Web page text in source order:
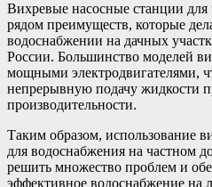
Вихревые насосные станции для
рядом преимуществ, которые
водоснабжении на дачных
России. Большинство моделей
мощными электродвигателями,
непрерывную подачу жидкости
производительности.
Таким образом, использование
для водоснабжения на частном
решить множество проблем и
эффективное водоснабжение на